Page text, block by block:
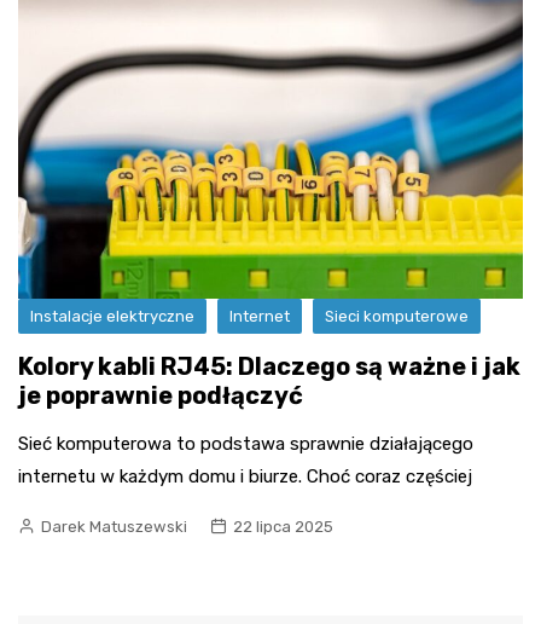
Instalacje elektryczne Internet Sieci komputerowe
Kolory kabli RJ45: Dlaczego są ważne i jak
je poprawnie podłączyć
Sieć komputerowa to podstawa sprawnie działającego
internetu w każdym domu i biurze. Choć coraz częściej
Darek Matuszewski 22 lipca 2025